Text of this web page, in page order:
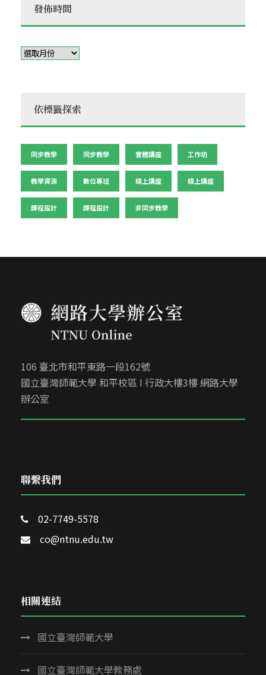
發佈時間
依標籤探索
同步教學 同步教學 實體講座 工作坊
教學資源 數位專班 線上講座 線上講座
課程設計 課程設計 非同步教學
106 臺北市和平東路一段162號
國立臺灣師範大學 和平校區 I 行政大樓3樓 網路大學
辦公室
聯繫我們
02-7749-5578
co@ntnu.edu.tw
相關連結
國立臺灣師範大學
國立臺灣師範大學教務處